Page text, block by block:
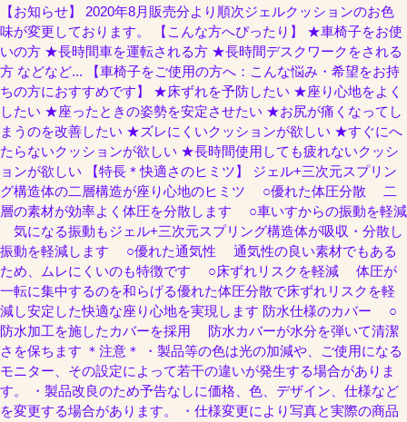
【お知らせ】 2020年8月販売分より順次ジェルクッションのお色
味が変更しております。 【こんな方へぴったり】 ★車椅子をお使
いの方 ★長時間車を運転される方 ★長時間デスクワークをされる
方 などなど... 【車椅子をご使用の方へ：こんな悩み・希望をお持
ちの方におすすめです】 ★床ずれを予防したい ★座り心地をよく
したい ★座ったときの姿勢を安定させたい ★お尻が痛くなってし
まうのを改善したい ★ズレにくいクッションが欲しい ★すぐにへ
たらないクッションが欲しい ★長時間使用しても疲れないクッシ
ョンが欲しい 【特長＊快適さのヒミツ】 ジェル+三次元スプリン
グ構造体の二層構造が座り心地のヒミツ ○優れた体圧分散 二
層の素材が効率よく体圧を分散します ○車いすからの振動を軽減
気になる振動もジェル+三次元スプリング構造体が吸収・分散し
振動を軽減します ○優れた通気性 通気性の良い素材でもある
ため、ムレにくいのも特徴です ○床ずれリスクを軽減 体圧が
一転に集中するのを和らげる優れた体圧分散で床ずれリスクを軽
減し安定した快適な座り心地を実現します 防水仕様のカバー ○
防水加工を施したカバーを採用 防水カバーが水分を弾いて清潔
さを保ちます ＊注意＊ ・製品等の色は光の加減や、ご使用になる
モニター、その設定によって若干の違いが発生する場合がありま
す。 ・製品改良のため予告なしに価格、色、デザイン、仕様など
を変更する場合があります。 ・仕様変更により写真と実際の商品